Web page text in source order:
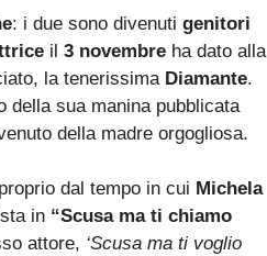
: i due sono divenuti genitori
il 3 novembre ha dato alla
la tenerissima Diamante.
della sua manina pubblicata
della madre orgogliosa.
dal tempo in cui Michela
in “Scusa ma ti chiamo
attore, ‘Scusa ma ti voglio